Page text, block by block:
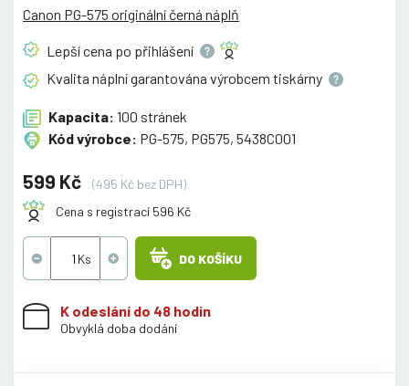
Canon PG-575 originální černá náplň
Lepší cena po přihlášení
Kvalita náplní garantována výrobcem tiskárny
Kapacita: 100 stránek
Kód výrobce: PG-575, PG575, 5438C001
599 Kč
(495 Kč bez DPH)
Cena s registrací 596 Kč
DO KOŠÍKU
K odeslání do 48 hodin
Obvyklá doba dodání